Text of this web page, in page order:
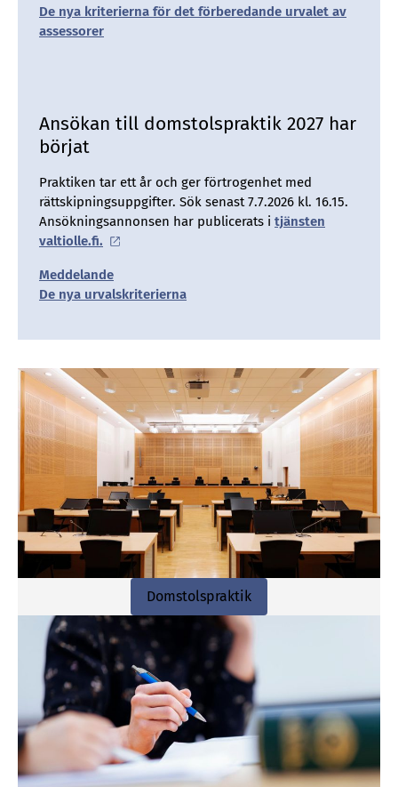
De nya kriterierna för det förberedande urvalet av
assessorer
Ansökan till domstolspraktik 2027 har
börjat
Praktiken tar ett år och ger förtrogenhet med
rättskipningsuppgifter. Sök senast 7.7.2026 kl. 16.15.
Ansökningsannonsen har publicerats i tjänsten
valtiolle.fi.
Meddelande
De nya urvalskriterierna
Domstolspraktik